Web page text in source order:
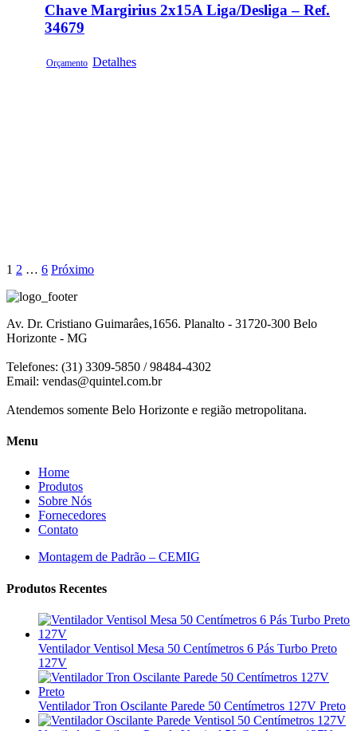
Chave Margirius 2x15A Liga/Desliga – Ref.
34679
Orçamento Detalhes
1 2 … 6 Próximo
Av. Dr. Cristiano Guimarâes,1656. Planalto - 31720-300 Belo
Horizonte - MG
Telefones: (31) 3309-5850 / 98484-4302
Email: vendas@quintel.com.br
Atendemos somente Belo Horizonte e região metropolitana.
Menu
Home
Produtos
Sobre Nós
Fornecedores
Contato
Montagem de Padrão – CEMIG
Produtos Recentes
Ventilador Ventisol Mesa 50 Centímetros 6 Pás Turbo Preto
127V
Ventilador Tron Oscilante Parede 50 Centímetros 127V Preto